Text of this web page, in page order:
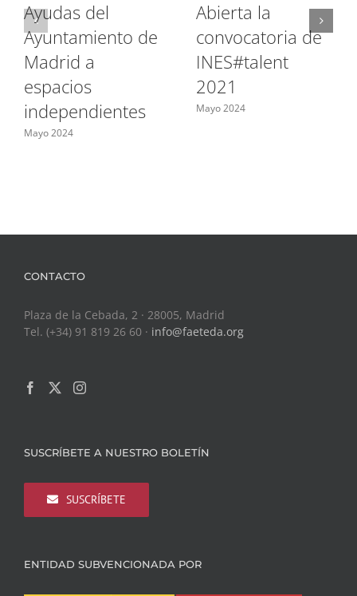
Ayudas del
Ayuntamiento de
Madrid a
espacios
independientes
Mayo 2024
Abierta la
convocatoria de
INES#talent
2021
Mayo 2024
CONTACTO
Plaza de la Cebada, 2 · 28005, Madrid
Tel. (+34) 91 819 26 60 · info@faeteda.org
SUSCRÍBETE A NUESTRO BOLETÍN
SUSCRÍBETE
ENTIDAD SUBVENCIONADA POR